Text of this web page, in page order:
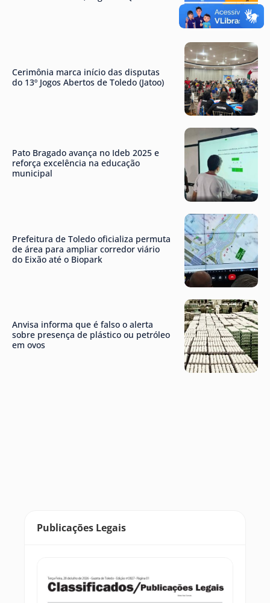
Cerimônia marca início das disputas
do 13º Jogos Abertos de Toledo (Jatoo)
Pato Bragado avança no Ideb 2025 e
reforça excelência na educação
municipal
Prefeitura de Toledo oficializa permuta
de área para ampliar corredor viário
do Eixão até o Biopark
Anvisa informa que é falso o alerta
sobre presença de plástico ou petróleo
em ovos
Publicações Legais